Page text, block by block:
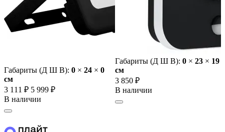
Габариты (Д Ш В): 0 × 24 × 0
cм
3 111 ₽ 5 999 ₽
В наличии
Габариты (Д Ш В): 0 × 23 × 19
cм
3 850 ₽
В наличии